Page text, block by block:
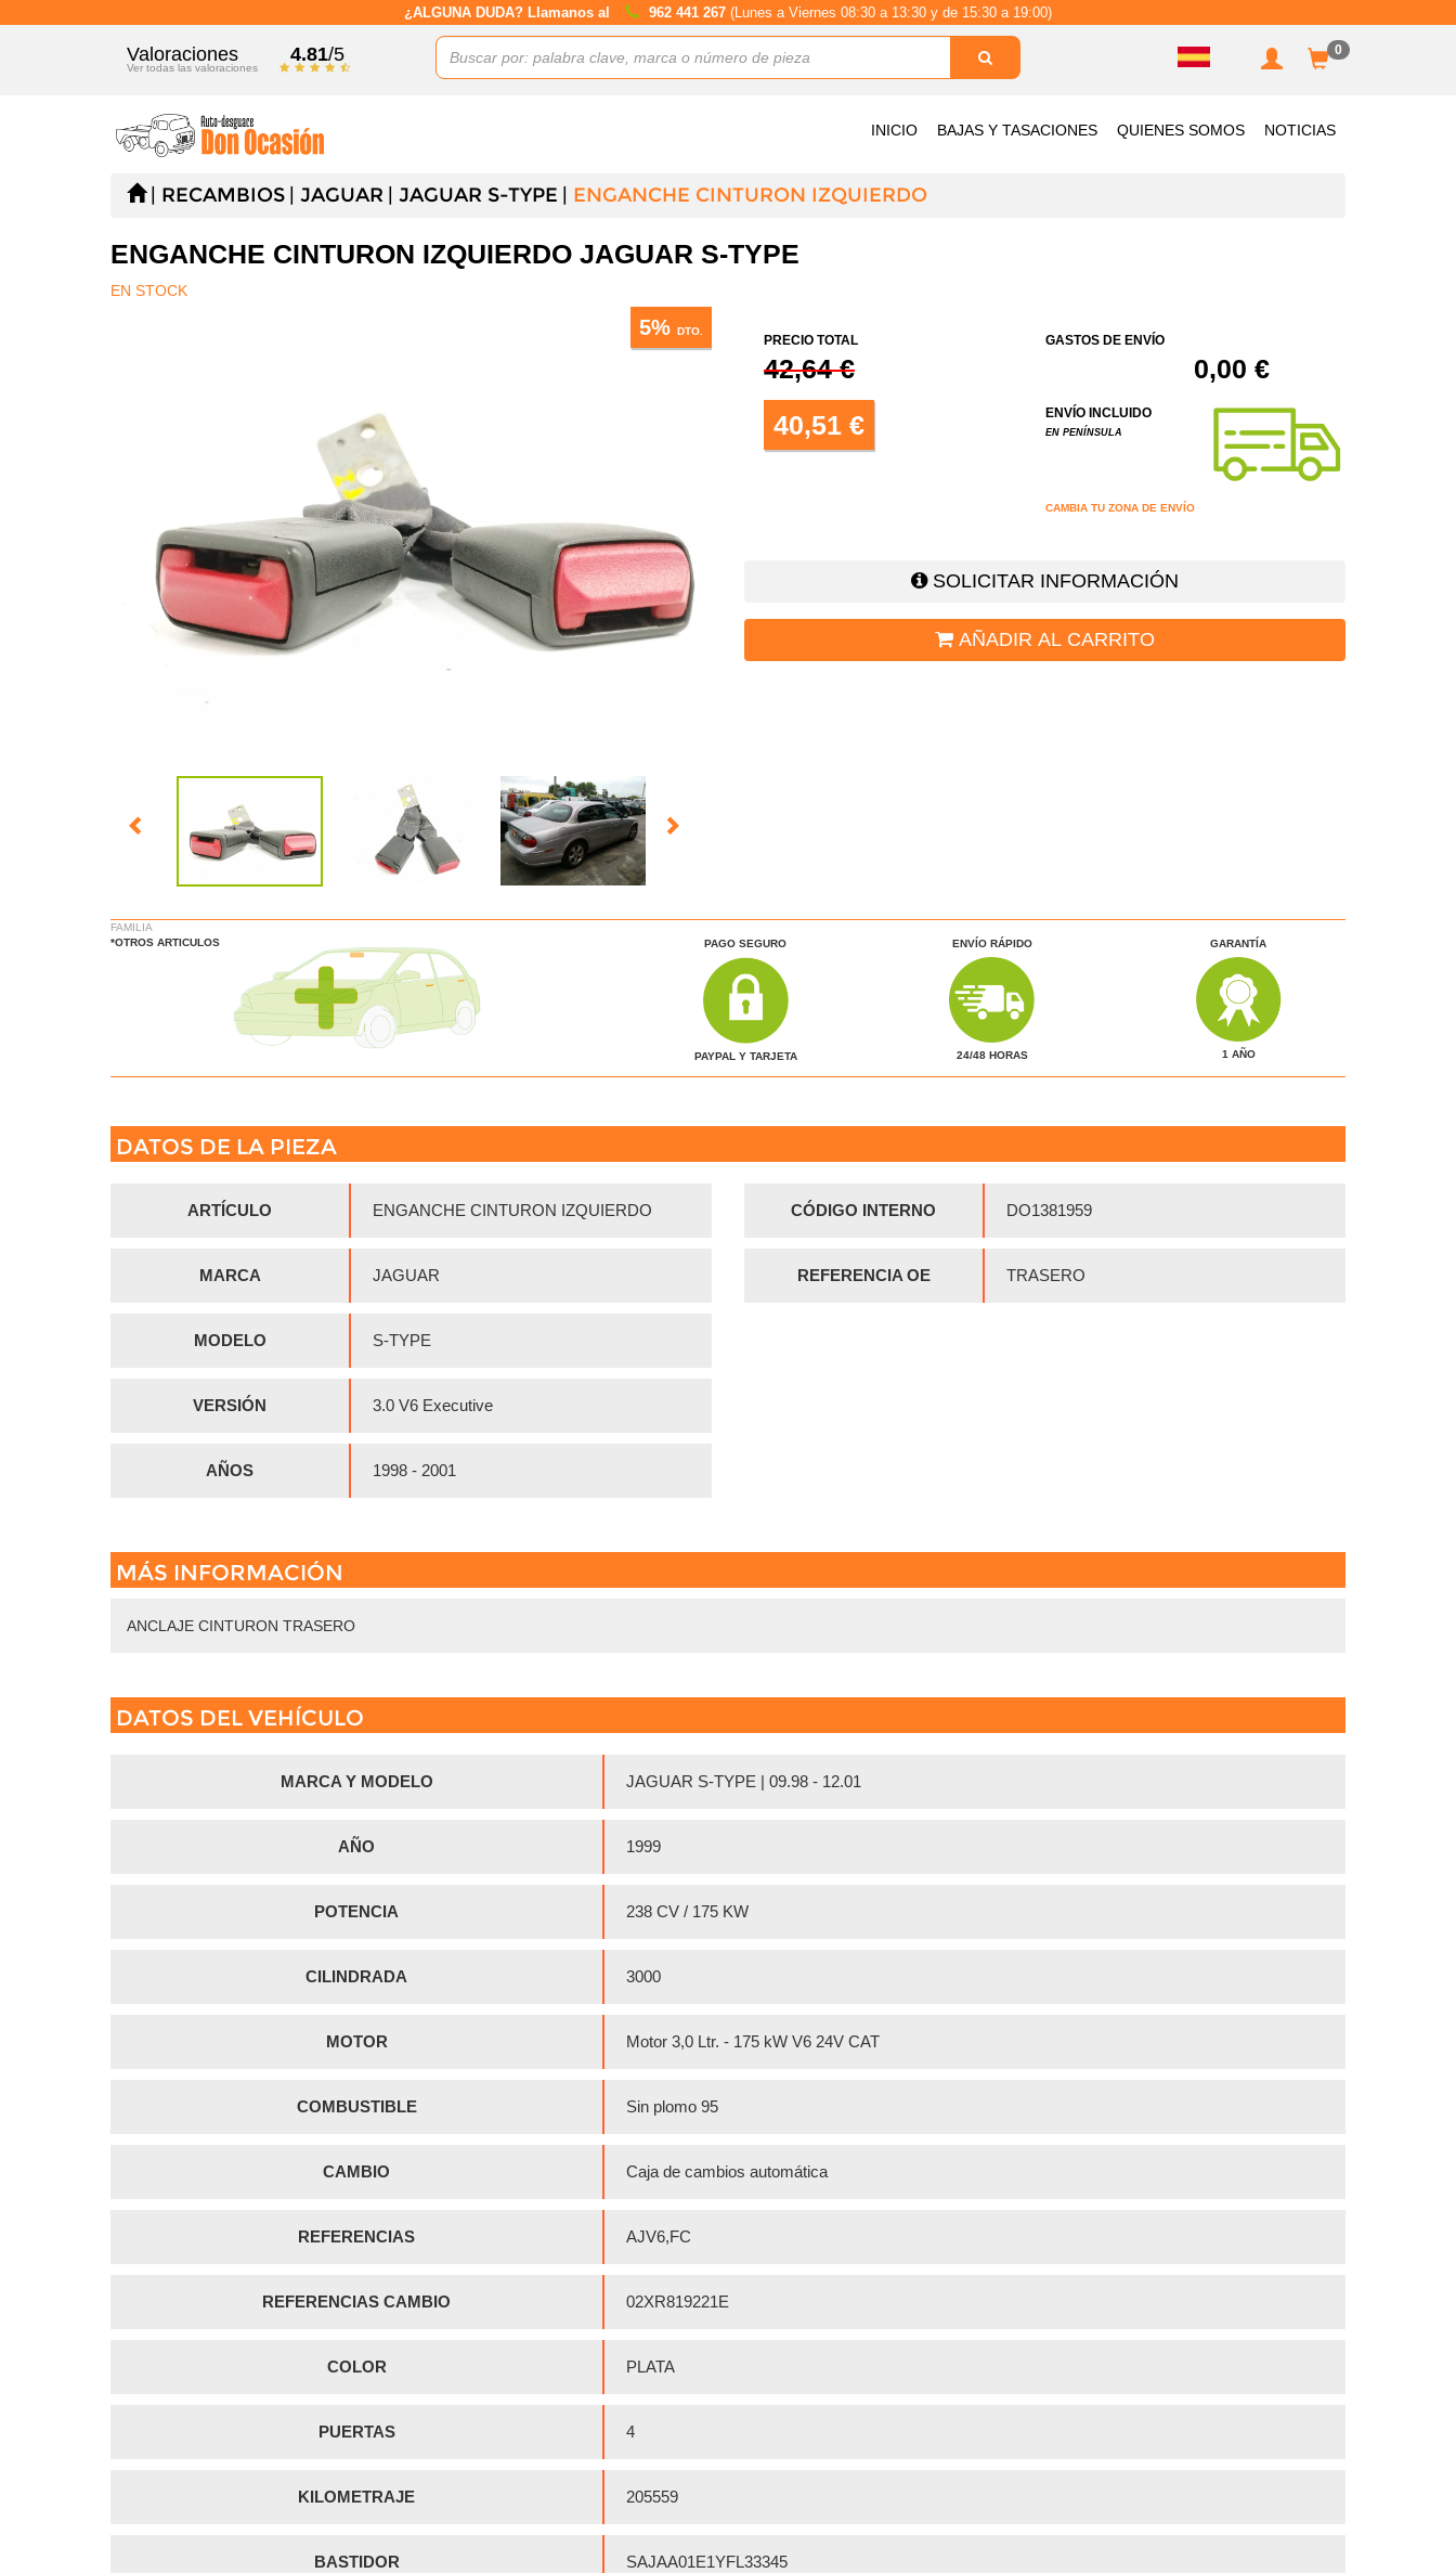
¿ALGUNA DUDA? Llamanos al 962 441 267 (Lunes a Viernes 08:30 a 13:30 y de 15:30 a 19:00)
Valoraciones
Ver todas las valoraciones
4.81/5 0
INICIO BAJAS Y TASACIONES QUIENES SOMOS NOTICIAS
RECAMBIOS JAGUAR JAGUAR S-TYPE ENGANCHE CINTURON IZQUIERDO
ENGANCHE CINTURON IZQUIERDO JAGUAR S-TYPE
EN STOCK
5% DTO.
PRECIO TOTAL
42,64 €
40,51 €
GASTOS DE ENVÍO
0,00 €
ENVÍO INCLUIDO
EN PENÍNSULA
CAMBIA TU ZONA DE ENVÍO
SOLICITAR INFORMACIÓN
AÑADIR AL CARRITO
FAMILIA
*OTROS ARTICULOS
PAGO SEGURO
PAYPAL Y TARJETA
ENVÍO RÁPIDO
24/48 HORAS
GARANTÍA
1 AÑO
DATOS DE LA PIEZA
ARTÍCULO ENGANCHE CINTURON IZQUIERDO
MARCA JAGUAR
MODELO S-TYPE
VERSIÓN 3.0 V6 Executive
AÑOS 1998 - 2001
CÓDIGO INTERNO DO1381959
REFERENCIA OE TRASERO
MÁS INFORMACIÓN
ANCLAJE CINTURON TRASERO
DATOS DEL VEHÍCULO
MARCA Y MODELO JAGUAR S-TYPE | 09.98 - 12.01
AÑO 1999
POTENCIA 238 CV / 175 KW
CILINDRADA 3000
MOTOR Motor 3,0 Ltr. - 175 kW V6 24V CAT
COMBUSTIBLE Sin plomo 95
CAMBIO Caja de cambios automática
REFERENCIAS AJV6,FC
REFERENCIAS CAMBIO 02XR819221E
COLOR PLATA
PUERTAS 4
KILOMETRAJE 205559
BASTIDOR SAJAA01E1YFL33345